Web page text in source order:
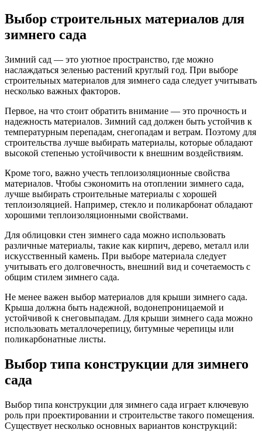
Выбор строительных материалов для
зимнего сада
Зимний сад — это уютное пространство, где можно
наслаждаться зеленью растений круглый год. При выборе
строительных материалов для зимнего сада следует учитывать
несколько важных факторов.
Первое, на что стоит обратить внимание — это прочность и
надежность материалов. Зимний сад должен быть устойчив к
температурным перепадам, снегопадам и ветрам. Поэтому для
строительства лучше выбирать материалы, которые обладают
высокой степенью устойчивости к внешним воздействиям.
Кроме того, важно учесть теплоизоляционные свойства
материалов. Чтобы сэкономить на отоплении зимнего сада,
лучше выбирать строительные материалы с хорошей
теплоизоляцией. Например, стекло и поликарбонат обладают
хорошими теплоизоляционными свойствами.
Для облицовки стен зимнего сада можно использовать
различные материалы, такие как кирпич, дерево, металл или
искусственный камень. При выборе материала следует
учитывать его долговечность, внешний вид и сочетаемость с
общим стилем зимнего сада.
Не менее важен выбор материалов для крыши зимнего сада.
Крыша должна быть надежной, водонепроницаемой и
устойчивой к снеговыпадам. Для крыши зимнего сада можно
использовать металлочерепицу, битумные черепицы или
поликарбонатные листы.
Выбор типа конструкции для зимнего
сада
Выбор типа конструкции для зимнего сада играет ключевую
роль при проектировании и строительстве такого помещения.
Существует несколько основных вариантов конструкций: